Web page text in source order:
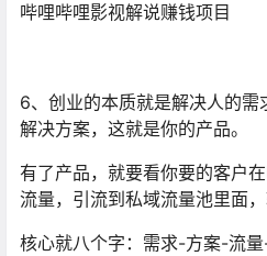
哔哩哔哩影视解说赚钱项目
6、创业的本质就是解决人的
解决方案，这就是你的产品。
有了产品，就要看你要的客户
流量，引流到私域流量池里面，
核心就八个字：需求-方案-流